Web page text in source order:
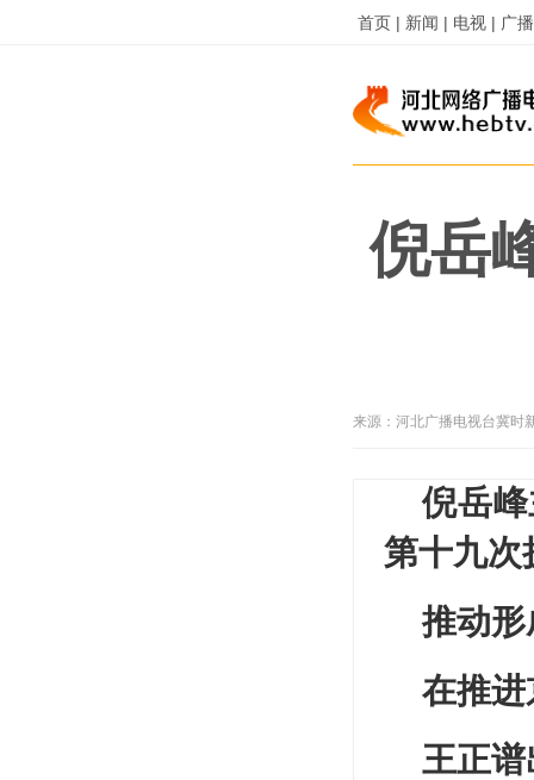
首页 | 新闻 | 电视 | 广
倪岳
来源： 河北广播电视台冀时
倪岳
第十九次
推动
在推
王正谱